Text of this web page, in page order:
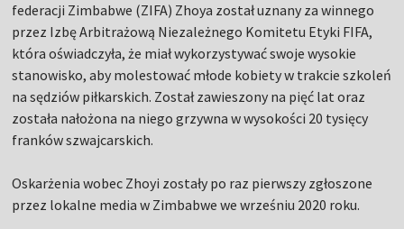
federacji Zimbabwe (ZIFA) Zhoya został uznany za winnego
przez Izbę Arbitrażową Niezależnego Komitetu Etyki FIFA,
która oświadczyła, że miał wykorzystywać swoje wysokie
stanowisko, aby molestować młode kobiety w trakcie szkoleń
na sędziów piłkarskich. Został zawieszony na pięć lat oraz
została nałożona na niego grzywna w wysokości 20 tysięcy
franków szwajcarskich.
Oskarżenia wobec Zhoyi zostały po raz pierwszy zgłoszone
przez lokalne media w Zimbabwe we wrześniu 2020 roku.